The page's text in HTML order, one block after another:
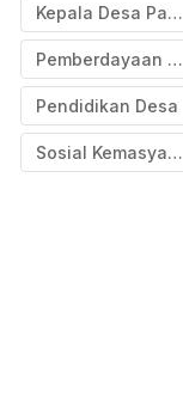
Kepala Desa Padangloang
Pemberdayaan Perempuan
Pendidikan Desa
Sosial Kemasyarakatan